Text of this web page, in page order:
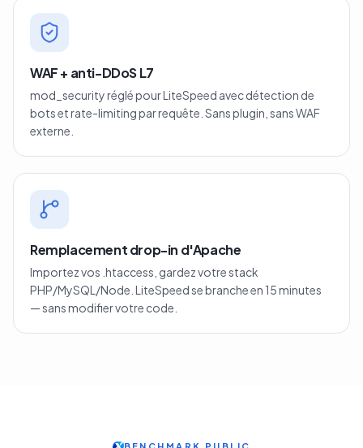
WAF + anti-DDoS L7
mod_security réglé pour LiteSpeed avec détection de
bots et rate-limiting par requête. Sans plugin, sans WAF
externe.
Remplacement drop-in d'Apache
Importez vos .htaccess, gardez votre stack
PHP/MySQL/Node. LiteSpeed se branche en 15 minutes
— sans modifier votre code.